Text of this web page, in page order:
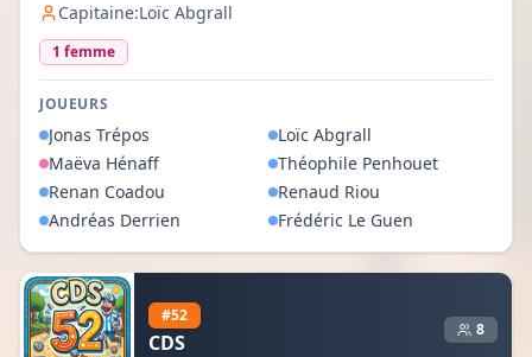
Capitaine:Loïc Abgrall
1 femme
JOUEURS
Jonas Trépos Loïc Abgrall
Maëva Hénaff Théophile Penhouet
Renan Coadou Renaud Riou
Andréas Derrien Frédéric Le Guen
#52
CDS
8